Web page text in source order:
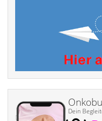
Dein